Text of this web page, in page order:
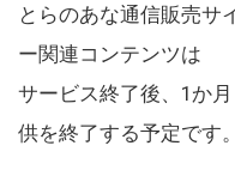
とらのあな通信販売サ
ー関連コンテンツは
サービス終了後、1か
供を終了する予定です。